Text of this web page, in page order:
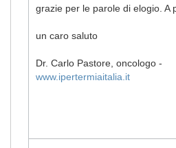
grazie per le parole di elogio. A
un caro saluto
Dr. Carlo Pastore, oncologo -
www.ipertermiaitalia.it